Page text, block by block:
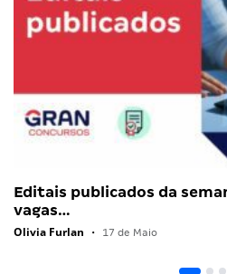
Editais publicados da
vagas…
Olivia Furlan • 17 de Maio